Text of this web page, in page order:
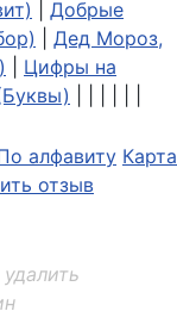
Добрые
Дед Мороз,
Цифры на
алфавиту Карта
отзыв